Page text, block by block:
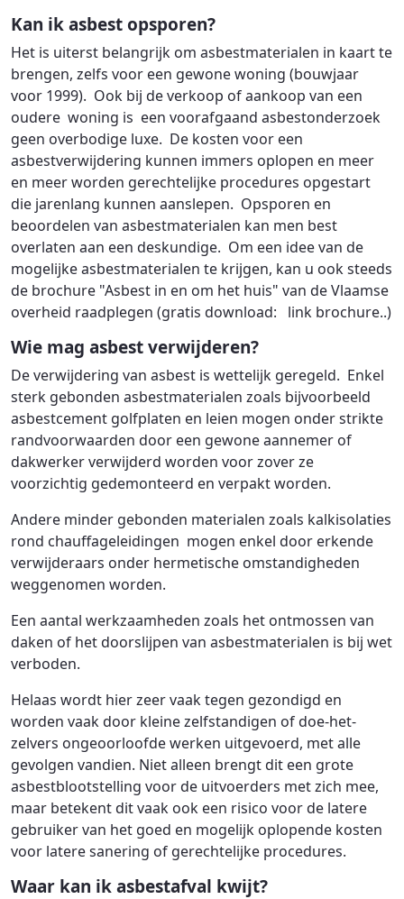
Kan ik asbest opsporen?
Het is uiterst belangrijk om asbestmaterialen in kaart te
brengen, zelfs voor een gewone woning (bouwjaar
voor 1999). Ook bij de verkoop of aankoop van een
oudere woning is een voorafgaand asbestonderzoek
geen overbodige luxe. De kosten voor een
asbestverwijdering kunnen immers oplopen en meer
en meer worden gerechtelijke procedures opgestart
die jarenlang kunnen aanslepen. Opsporen en
beoordelen van asbestmaterialen kan men best
overlaten aan een deskundige. Om een idee van de
mogelijke asbestmaterialen te krijgen, kan u ook steeds
de brochure "Asbest in en om het huis" van de Vlaamse
overheid raadplegen (gratis download: link brochure..)
Wie mag asbest verwijderen?
De verwijdering van asbest is wettelijk geregeld. Enkel
sterk gebonden asbestmaterialen zoals bijvoorbeeld
asbestcement golfplaten en leien mogen onder strikte
randvoorwaarden door een gewone aannemer of
dakwerker verwijderd worden voor zover ze
voorzichtig gedemonteerd en verpakt worden.
Andere minder gebonden materialen zoals kalkisolaties
rond chauffageleidingen mogen enkel door erkende
verwijderaars onder hermetische omstandigheden
weggenomen worden.
Een aantal werkzaamheden zoals het ontmossen van
daken of het doorslijpen van asbestmaterialen is bij wet
verboden.
Helaas wordt hier zeer vaak tegen gezondigd en
worden vaak door kleine zelfstandigen of doe-het-
zelvers ongeoorloofde werken uitgevoerd, met alle
gevolgen vandien. Niet alleen brengt dit een grote
asbestblootstelling voor de uitvoerders met zich mee,
maar betekent dit vaak ook een risico voor de latere
gebruiker van het goed en mogelijk oplopende kosten
voor latere sanering of gerechtelijke procedures.
Waar kan ik asbestafval kwijt?